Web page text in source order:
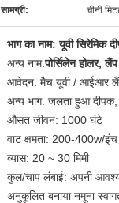
सामग्री: चीनी
भाग का नाम: यूवी सिरेमिक
अन्य नाम:पोर्सिलेन होलर,
आवेदन: मैच यूवी / आईआर
अन्य भाग: जलता हुआ दीपक,
औसत जीवन: 1000 घंटे
वाट क्षमता: 200-400w/इंच
व्यास: 20 ~ 30 मिमी
कुल/चाप लंबाई: अपनी
अनुकूलित बनाया नमूना